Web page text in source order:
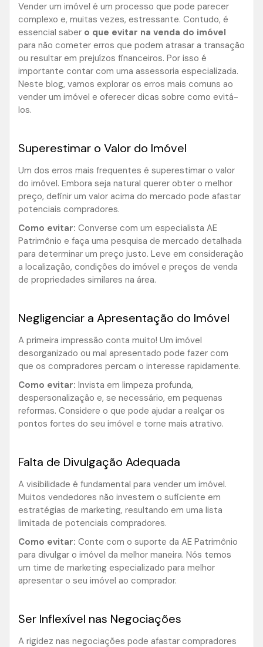
Vender um imóvel é um processo que pode parecer
complexo e, muitas vezes, estressante. Contudo, é
essencial saber o que evitar na venda do imóvel
para não cometer erros que podem atrasar a transação
ou resultar em prejuízos financeiros. Por isso é
importante contar com uma assessoria especializada.
Neste blog, vamos explorar os erros mais comuns ao
vender um imóvel e oferecer dicas sobre como evitá-
los.
Superestimar o Valor do Imóvel
Um dos erros mais frequentes é superestimar o valor
do imóvel. Embora seja natural querer obter o melhor
preço, definir um valor acima do mercado pode afastar
potenciais compradores.
Como evitar: Converse com um especialista AE
Patrimônio e faça uma pesquisa de mercado detalhada
para determinar um preço justo. Leve em consideração
a localização, condições do imóvel e preços de venda
de propriedades similares na área.
Negligenciar a Apresentação do Imóvel
A primeira impressão conta muito! Um imóvel
desorganizado ou mal apresentado pode fazer com
que os compradores percam o interesse rapidamente.
Como evitar: Invista em limpeza profunda,
despersonalização e, se necessário, em pequenas
reformas. Considere o que pode ajudar a realçar os
pontos fortes do seu imóvel e torne mais atrativo.
Falta de Divulgação Adequada
A visibilidade é fundamental para vender um imóvel.
Muitos vendedores não investem o suficiente em
estratégias de marketing, resultando em uma lista
limitada de potenciais compradores.
Como evitar: Conte com o suporte da AE Patrimônio
para divulgar o imóvel da melhor maneira. Nós temos
um time de marketing especializado para melhor
apresentar o seu imóvel ao comprador.
Ser Inflexível nas Negociações
A rigidez nas negociações pode afastar compradores